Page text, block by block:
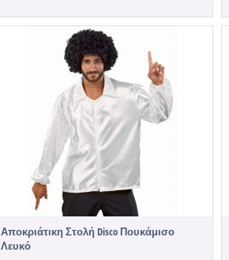
Αποκριάτικη Στολή Disco Πουκάμισο
Λευκό